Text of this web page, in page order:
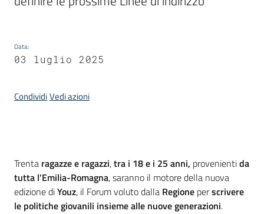
su
Data:
03 luglio 2025
CondividiVedi azioni
Introduzione
Trenta ragazze e ragazzi,tra i 18 e i 25 anni, provenientida
tutta l’Emilia-Romagna, saranno il motore della nuova
edizione diYouz, il Forum voluto dalla Regione perscrivere
le politiche giovanili insieme alle nuove generazioni.